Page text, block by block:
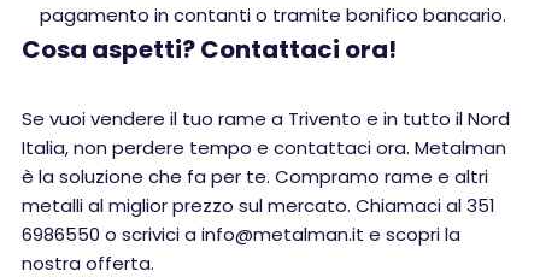
pagamento in contanti o tramite bonifico bancario.
Cosa aspetti? Contattaci ora!
Se vuoi vendere il tuo rame a Trivento e in tutto il Nord
Italia, non perdere tempo e contattaci ora. Metalman
è la soluzione che fa per te. Compramo rame e altri
metalli al miglior prezzo sul mercato. Chiamaci al 351
6986550 o scrivici a info@metalman.it e scopri la
nostra offerta.